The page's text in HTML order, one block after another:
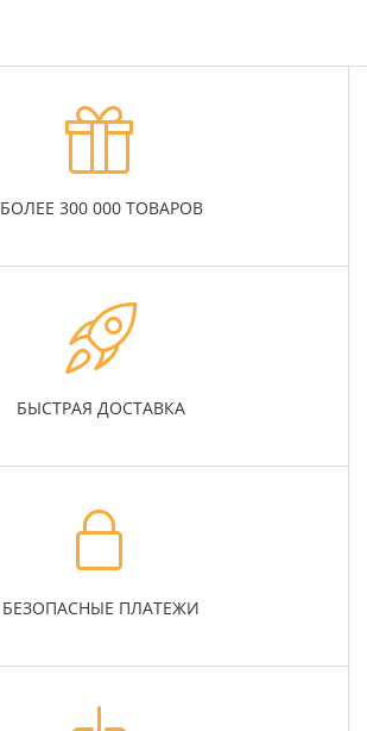
БОЛЕЕ 300 000 ТОВАРОВ
БЫСТРАЯ ДОСТАВКА
БЕЗОПАСНЫЕ ПЛАТЕЖИ